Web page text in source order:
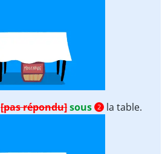
[pas répondu]sous 2 la table.